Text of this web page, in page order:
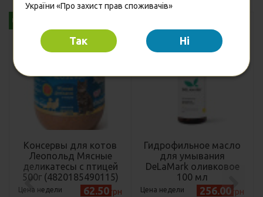
України «Про захист прав споживачів»
Так Hi
Консервы для котов
Леопольд Мясные
деликатесы с птицей
500г (4820185490115)
Цена недели 62.50 грн
Гидрофильное масло
для умывания
DeLaMark оливковое
100 мл
Цена недели 256.00 грн